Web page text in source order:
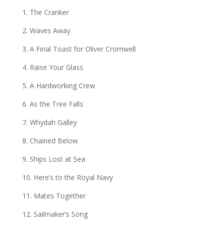
1. The Cranker
2. Waves Away
3. A Final Toast for Oliver Cromwell
4. Raise Your Glass
5. A Hardworking Crew
6. As the Tree Falls
7. Whydah Galley
8. Chained Below
9. Ships Lost at Sea
10. Here’s to the Royal Navy
11. Mates Together
12. Sailmaker’s Song